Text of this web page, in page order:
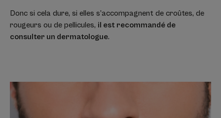
Donc si cela dure, si elles s’accompagnent de croûtes, de
rougeurs ou de pellicules, il est recommandé de
consulter un dermatologue.